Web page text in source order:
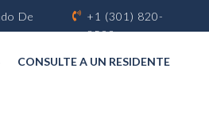
De
+1 (301) 820-
8522
CONSULTE A UN RESIDENTE